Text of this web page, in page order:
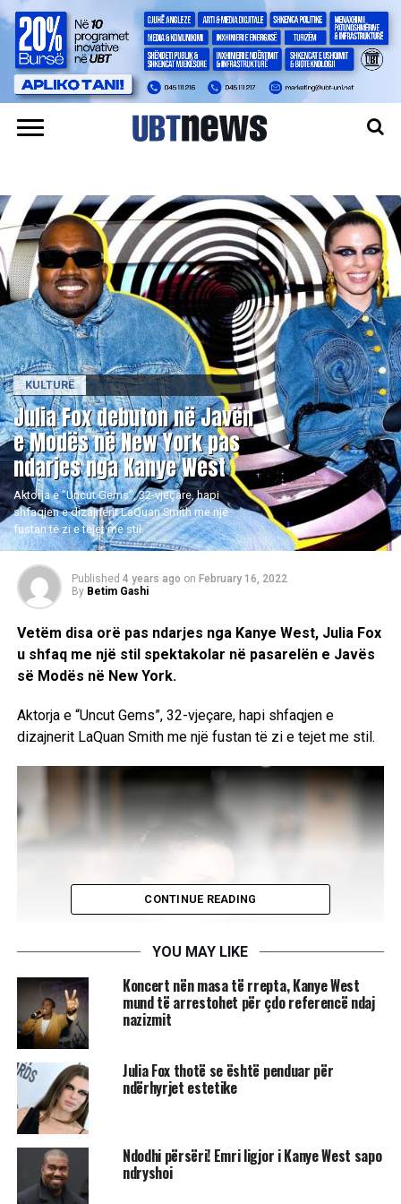
KULTURË
Julia Fox debuton në Javën
e Modës në New York pas
ndarjes nga Kanye West
Aktorja e “Uncut Gems”, 32-vjeçare, hapi
shfaqjen e dizajnerit LaQuan Smith me një
fustan të zi e tejet me stil.
Published 4 years ago on February 16, 2022
By Betim Gashi
Vetëm disa orë pas ndarjes nga Kanye West, Julia Fox
u shfaq me një stil spektakolar në pasarelën e Javës
së Modës në New York.
Aktorja e “Uncut Gems”, 32-vjeçare, hapi shfaqjen e
dizajnerit LaQuan Smith me një fustan të zi e tejet me stil.
CONTINUE READING
YOU MAY LIKE
Koncert nën masa të rrepta, Kanye West
mund të arrestohet për çdo referencë ndaj
nazizmit
Julia Fox thotë se është penduar për
ndërhyrjet estetike
Ndodhi përsëri! Emri ligjor i Kanye West sapo
ndryshoi